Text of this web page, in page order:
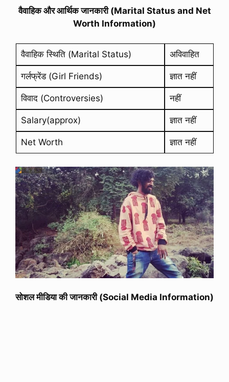
वैवाहिक और आर्थिक जानकारी (Marital Status and Net
Worth Information)
वैवाहिक स्थिति (Marital Status) अविवाहित
गर्लफ्रेंड (Girl Friends) ज्ञात नहीं
विवाद (Controversies) नहीं
Salary(approx) ज्ञात नहीं
Net Worth ज्ञात नहीं
सोशल मीडिया की जानकारी (Social Media Information)